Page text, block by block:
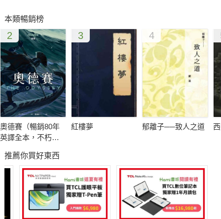
本類暢銷榜
2
奧德賽（暢銷80年
英譯全本，不朽中
3
紅樓夢
4
郁離子──致人之道
推薦你買好東西